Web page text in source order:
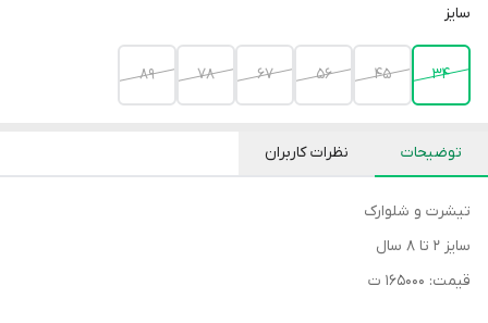
سایز
۳۴ ۴۵ ۵۶ ۶۷ ۷۸ ۸۹
توضیحات نظرات کاربران
تیشرت و شلوارک
سایز ۲ تا ۸ سال
قیمت: ۱۶۵۰۰۰ ت